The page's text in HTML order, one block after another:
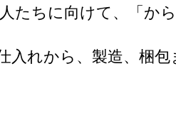
たちに向けて、「か
入れから、製造、梱